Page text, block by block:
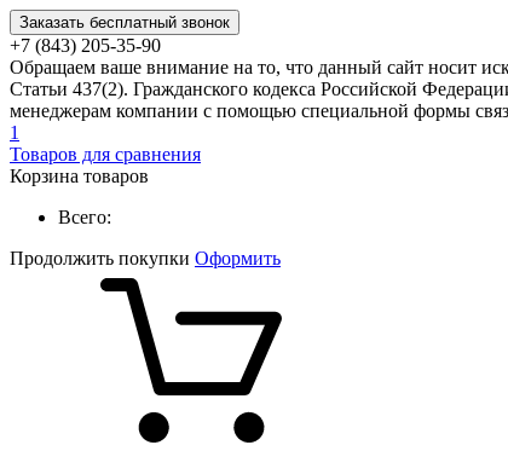
Заказать бесплатный звонок
+7 (843) 205-35-90
Обращаем ваше внимание на то, что данный сайт носит
Статьи 437(2). Гражданского кодекса Российской
менеджерам компании с помощью специальной формы
1
Товаров для сравнения
Корзина товаров
Всего:
Продолжить покупки Оформить